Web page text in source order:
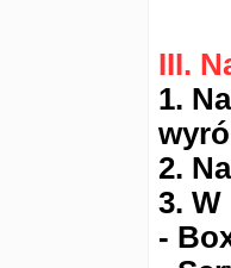
III.
1.
2.
3. W
-